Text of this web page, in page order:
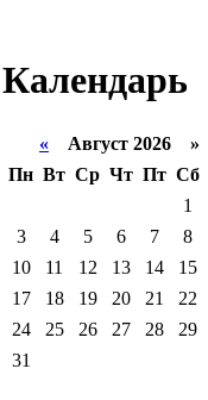
Календарь
« Август 2026 »
Пн Вт Ср Чт Пт Сб
1
3
4 5 6 7 8
10
11 12 13 14 15
17
18 19 20 21 22
24
25 26 27 28 29
31